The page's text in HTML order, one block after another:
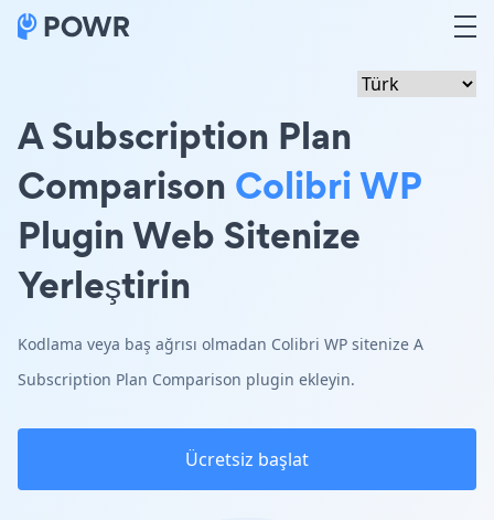
A Subscription Plan
Comparison Colibri WP
Plugin Web Sitenize
Yerleştirin
Kodlama veya baş ağrısı olmadan Colibri WP sitenize A
Subscription Plan Comparison plugin ekleyin.
Ücretsiz başlat